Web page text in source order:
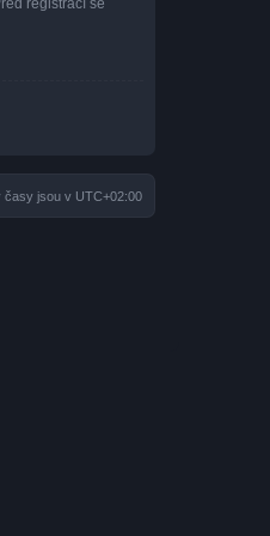
registrací se
časy jsou v UTC+02:00